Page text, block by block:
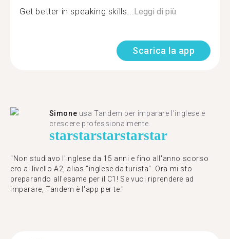
Get better in speaking skills...Leggi di più
Scarica la app
Simone usa Tandem per imparare l'inglese e
crescere professionalmente.
starstarstarstarstar
"Non studiavo l'inglese da 15 anni e fino all'anno scorso
ero al livello A2, alias "inglese da turista". Ora mi sto
preparando all'esame per il C1! Se vuoi riprendere ad
imparare, Tandem è l'app per te."